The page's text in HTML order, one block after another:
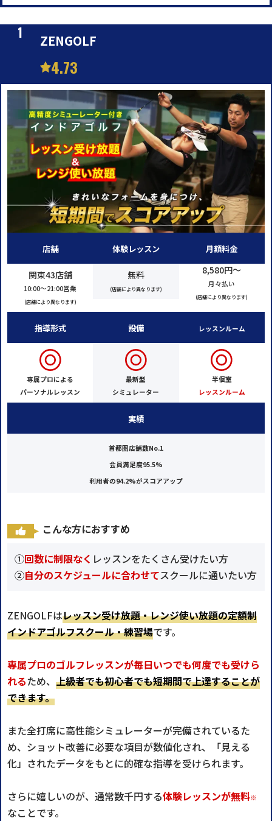
ZENGOLF
4.73
店舗
関東43店舗
10:00～21:00営業
(店舗により異なります)
体験レッスン
無料
(店舗により異なります)
月額料金
8,580円～
月々払い
(店舗により異なります)
指導形式
専属プロによる
パーソナルレッスン
設備
最新型
シミュレーター
レッスンルーム
半個室
レッスンルーム
実績
首都圏店舗数No.1
会員満足度95.5%
利用者の94.2%がスコアアップ
こんな方におすすめ
①回数に制限なく レッスンをたくさん受けたい方
②自分のスケジュールに合わせてスクールに通いたい方
ZENGOLFはレッスン受け放題・レンジ使い放題の定額制
インドアゴルフスクール・練習場です。
専属プロのゴルフレッスンが毎日いつでも何度でも受けら
れるため、 上級者でも初心者でも短期間で上達することが
できます。
また全打席に高性能シミュレーターが完備されているた
め、ショット改善に必要な項目が数値化され、「見える
化」されたデータをもとに的確な指導を受けられます。
さらに嬉しいのが、通常数千円する体験レッスンが無料※
なことです。